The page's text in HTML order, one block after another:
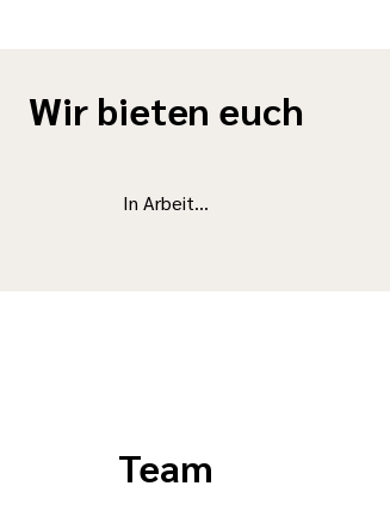
Wir bieten euch
In Arbeit...
Team